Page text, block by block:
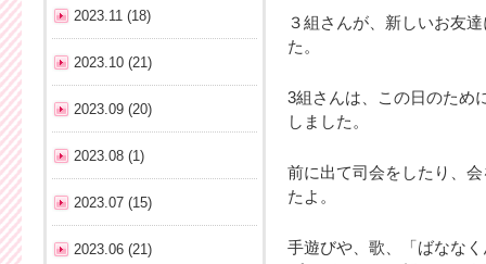
３組さんが、新しいお友
た。
3組さんは、この日のため
しました。
前に出て司会をしたり、
たよ。
手遊びや、歌、「ばなな
2023.11 (18)
2023.10 (21)
2023.09 (20)
2023.08 (1)
2023.07 (15)
2023.06 (21)